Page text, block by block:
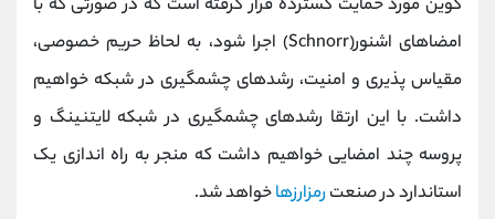
کوین مورد حمایت گسترده قرار گرفته است که در صورتی که با
امضاهای اشنور(Schnorr) اجرا شود، به لحاظ حریم خصوصی،
مقیاس پذیری و امنیت، رشدهای چشمگیری در شبکه خواهیم
داشت. با این ارتقا رشدهای چشمگیری در شبکه لایتنینگ و
پروسه چند امضایی خواهیم داشت که منجر به راه اندازی یک
استاندارد در صنعت رمزارزهاخواهد شد.